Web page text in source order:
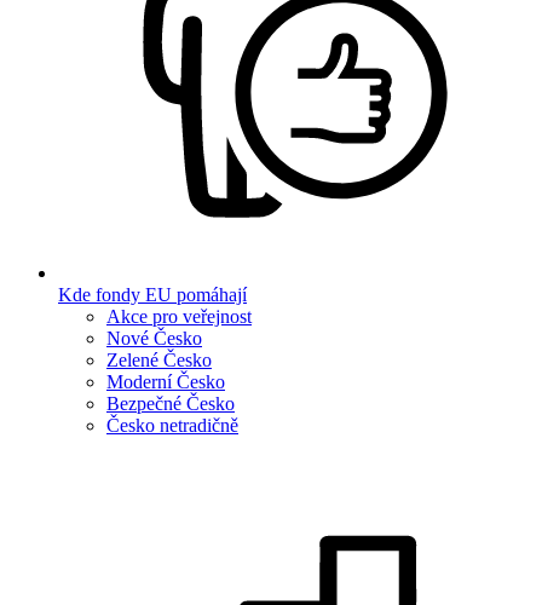
Kde fondy EU pomáhají
Akce pro veřejnost
Nové Česko
Zelené Česko
Moderní Česko
Bezpečné Česko
Česko netradičně